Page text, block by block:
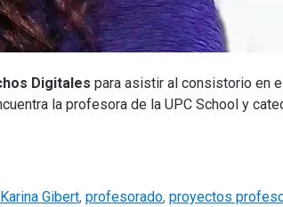
Digitales para asistir al consistorio en
la profesora de la UPC School y
Karina Gibert, profesorado, proyectos